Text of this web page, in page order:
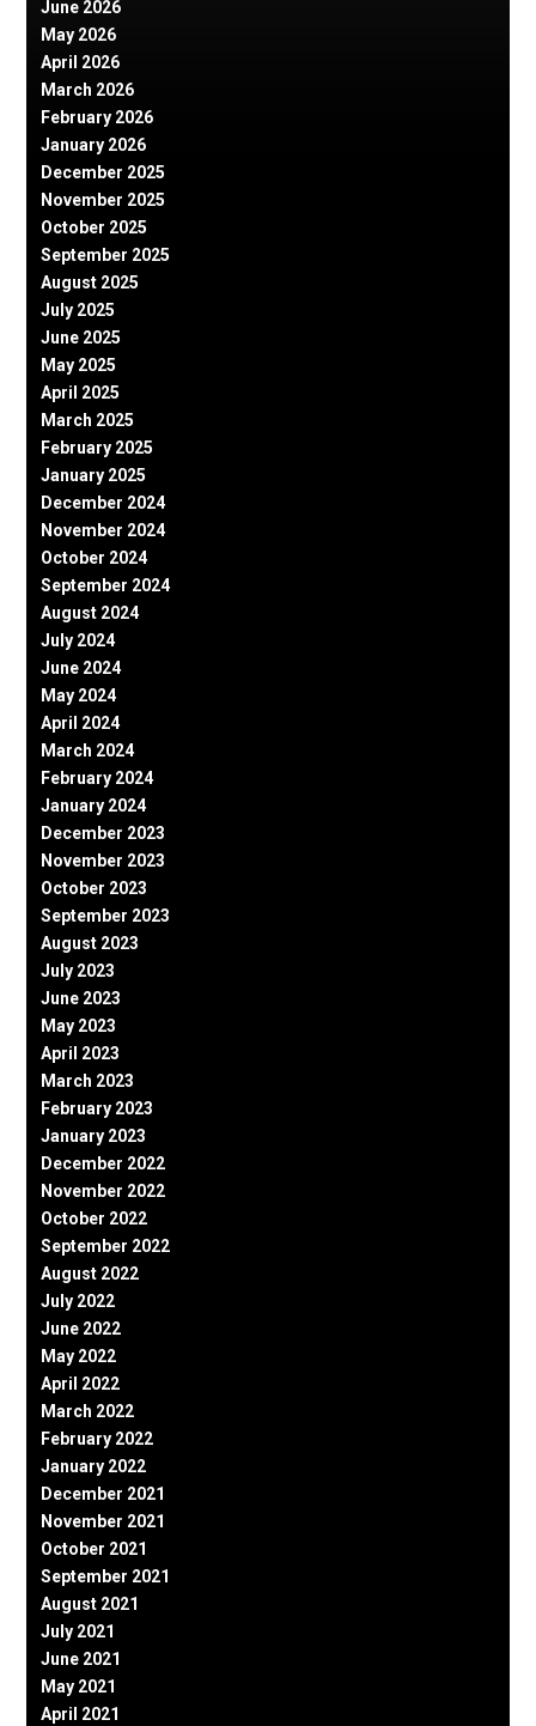
June 2026
May 2026
April 2026
March 2026
February 2026
January 2026
December 2025
November 2025
October 2025
September 2025
August 2025
July 2025
June 2025
May 2025
April 2025
March 2025
February 2025
January 2025
December 2024
November 2024
October 2024
September 2024
August 2024
July 2024
June 2024
May 2024
April 2024
March 2024
February 2024
January 2024
December 2023
November 2023
October 2023
September 2023
August 2023
July 2023
June 2023
May 2023
April 2023
March 2023
February 2023
January 2023
December 2022
November 2022
October 2022
September 2022
August 2022
July 2022
June 2022
May 2022
April 2022
March 2022
February 2022
January 2022
December 2021
November 2021
October 2021
September 2021
August 2021
July 2021
June 2021
May 2021
April 2021